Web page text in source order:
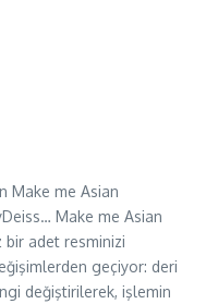
Make me Asian
Make me Asian
bir adet resminizi
geçiyor: deri
değiştirilerek, işlemin